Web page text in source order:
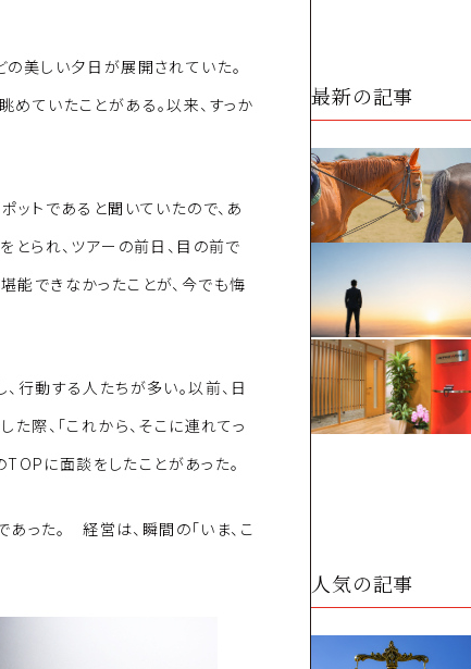
美しい夕日が展開されていた。
ていたことがある。以来、すっか
ットであると聞いていたので、あ
とられ、ツアーの前日、目の前で
できなかったことが、今でも悔
行動する人たちが多い。以前、日
際、「これから、そこに連れてっ
TOPに面談をしたことがあった。
あった。 経営は、瞬間の「いま、こ
最新の記事
人気の記事